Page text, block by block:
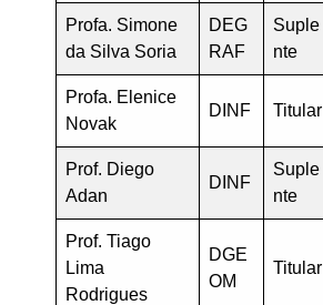
Profa. Simone
da Silva Soria
DEG
RAF
Suple
nte
Profa. Elenice
Novak
DINF Titular
Prof. Diego
Adan
DINF
Suple
nte
Prof. Tiago
Lima
Rodrigues
DGE
OM
Titular